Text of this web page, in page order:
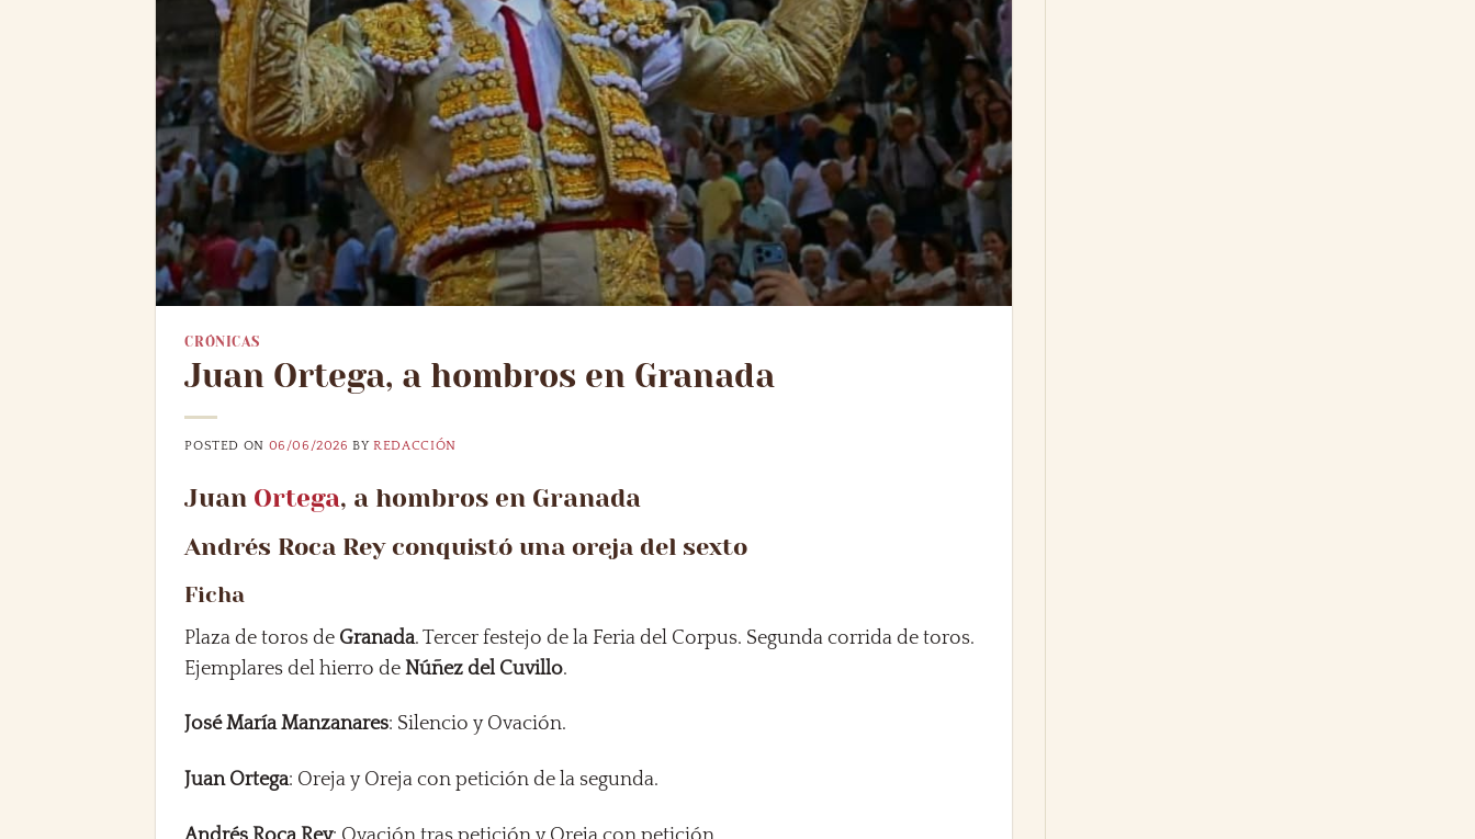
CRÓNICAS
Juan Ortega, a hombros en Granada
POSTED ON 06/06/2026 BYREDACCIÓN
Juan Ortega, a hombros en Granada
Andrés Roca Rey conquistó una oreja del sexto
Ficha
Plaza de toros de Granada. Tercer festejo de la Feria del Corpus. Segunda corrida de toros.
Ejemplares del hierro deNúñez del Cuvillo.
José María Manzanares: Silencio y Ovación.
Juan Ortega: Oreja y Oreja con petición de la segunda.